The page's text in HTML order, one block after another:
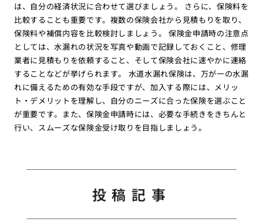
は、自分の経済状況に合わせて選びましょう。 さらに、保険料を
比較することも重要です。複数の保険会社から見積もりを取り、
保険料や補償内容を比較検討しましょう。 保険金申請時の注意点
としては、水漏れの状況を写真や動画で記録しておくこと、修理
業者に見積もりを依頼すること、そして保険会社に速やかに連絡
することなどが挙げられます。 水道水漏れ保険は、万が一の水漏
れに備えるための有効な手段ですが、加入する際には、メリッ
ト・デメリットを理解し、自分のニーズに合った保険を選ぶこと
が重要です。また、保険金申請時には、必要な手続きをきちんと
行い、スムーズな保険金受け取りを目指しましょう。
投稿記事